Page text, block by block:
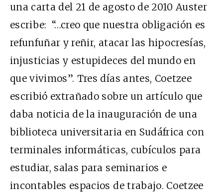
una carta del 21 de agosto de 2010 Auster
escribe: “…creo que nuestra obligación es
refunfuñar y reñir, atacar las hipocresías,
injusticias y estupideces del mundo en
que vivimos”. Tres días antes, Coetzee
escribió extrañado sobre un artículo que
daba noticia de la inauguración de una
biblioteca universitaria en Sudáfrica con
terminales informáticas, cubículos para
estudiar, salas para seminarios e
incontables espacios de trabajo. Coetzee